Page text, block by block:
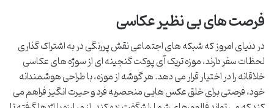
فرصت های بی نظیر عکاسی
در دنیای امروز که شبکه های اجتماعی نقش پررنگی در به اشتراک گذاری
لحظات سفر دارند، موزه تریک آی پوکت گنجینه ای از سوژه های عکاسی
خلاقانه را در اختیار قرار می دهد. هر گوشه از موزه، با طراحی هوشمندانه
خود، فرصتی برای خلق عکس هایی منحصربه فرد و حیرت انگیز فراهم می